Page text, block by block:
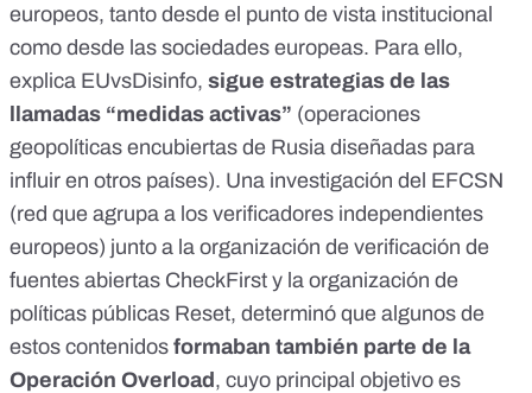
europeos, tanto desde el punto de vista institucional
como desde las sociedades europeas. Para ello,
explica EUvsDisinfo, sigue estrategias de las
llamadas “medidas activas” (operaciones
geopolíticas encubiertas de Rusia diseñadas para
influir en otros países). Una investigación del EFCSN
(red que agrupa a los verificadores independientes
europeos) junto a la organización de verificación de
fuentes abiertas CheckFirst y la organización de
políticas públicas Reset, determinó que algunos de
estos contenidos formaban también parte de la
Operación Overload, cuyo principal objetivo es